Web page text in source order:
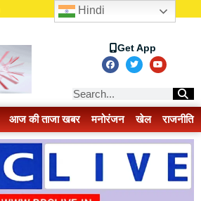
Get App
आज की ताजा खबर मनोरंजन खेल राजनीति
Hindi